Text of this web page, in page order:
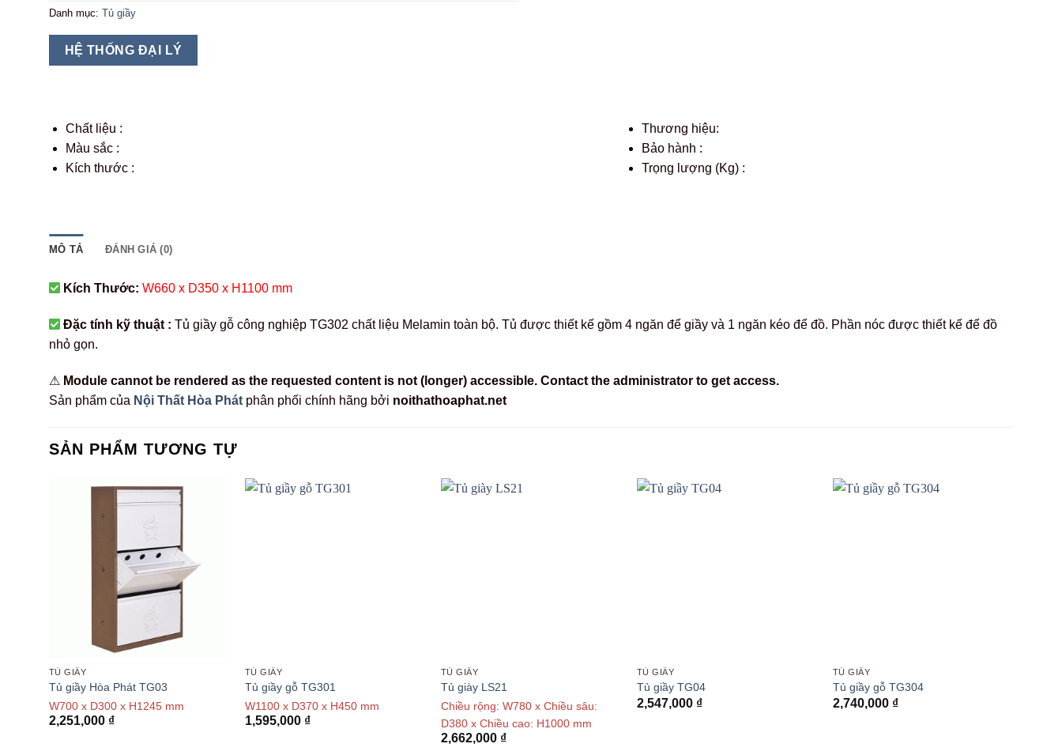
Danh mục: Tủ giầy
HỆ THỐNG ĐẠI LÝ
Chất liệu :
Màu sắc :
Kích thước :
Thương hiệu:
Bảo hành :
Trọng lượng (Kg) :
MÔ TẢ ĐÁNH GIÁ (0)
Kích Thước: W660 x D350 x H1100 mm
Đặc tính kỹ thuật : Tủ giầy gỗ công nghiệp TG302 chất liệu Melamin toàn bộ. Tủ được thiết kế gồm 4 ngăn để giầy và 1 ngăn kéo để đồ. Phần nóc được thiết kế để đồ
nhỏ gọn.
⚠ Module cannot be rendered as the requested content is not (longer) accessible. Contact the administrator to get access.
Sản phẩm của Nội Thất Hòa Phát phân phối chính hãng bởi noithathoaphat.net
SẢN PHẨM TƯƠNG TỰ
TỦ GIẦY
Tủ giầy Hòa Phát TG03
W700 x D300 x H1245 mm
2,251,000 ₫
TỦ GIẦY
Tủ giầy gỗ TG301
W1100 x D370 x H450 mm
1,595,000 ₫
TỦ GIẦY
Tủ giày LS21
Chiều rộng: W780 x Chiều sâu:
D380 x Chiều cao: H1000 mm
2,662,000 ₫
TỦ GIẦY
Tủ giầy TG04
2,547,000 ₫
TỦ GIẦY
Tủ giầy gỗ TG304
2,740,000 ₫